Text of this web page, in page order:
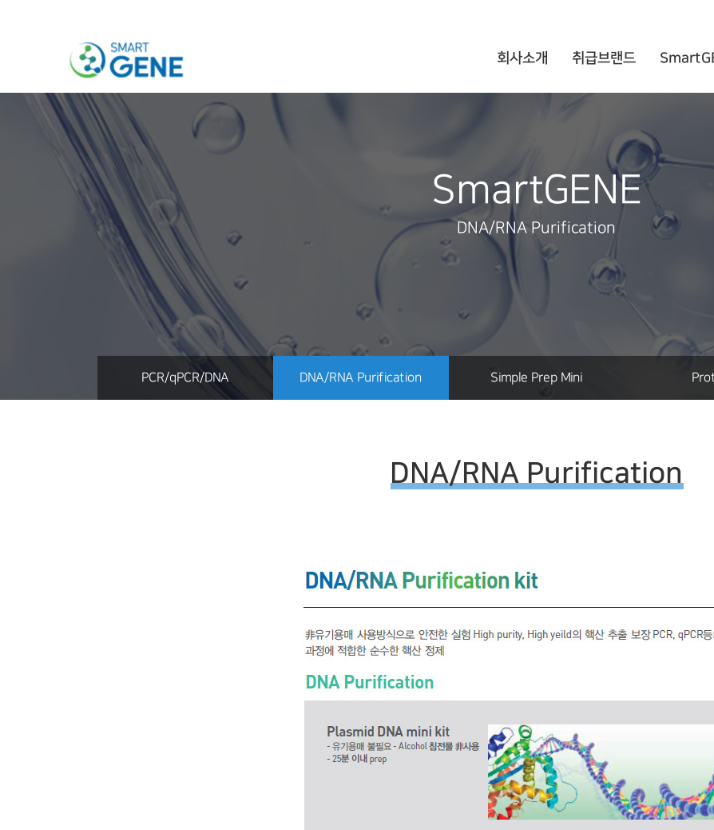
회사소개 취급브랜드
SmartGENE
DNA/RNA Purification
PCR/qPCR/DNA DNA/RNA Purification Simple Prep Mini
DNA/RNA Purification